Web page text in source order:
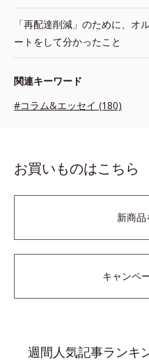
「再配達削減」のために、オ
ートをして分かったこと
関連キーワード
#コラム&エッセイ (180)
お買いものはこちら
新商品
キャンペ
週間人気記事ランキ